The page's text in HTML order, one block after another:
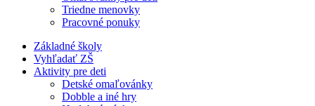
Triedne menovky
Pracovné ponuky
Základné školy
Vyhľadať ZŠ
Aktivity pre deti
Detské omaľovánky
Dobble a iné hry